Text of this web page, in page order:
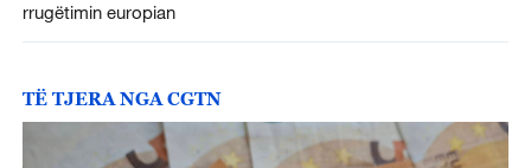
rrugëtimin europian
TË TJERA NGA CGTN